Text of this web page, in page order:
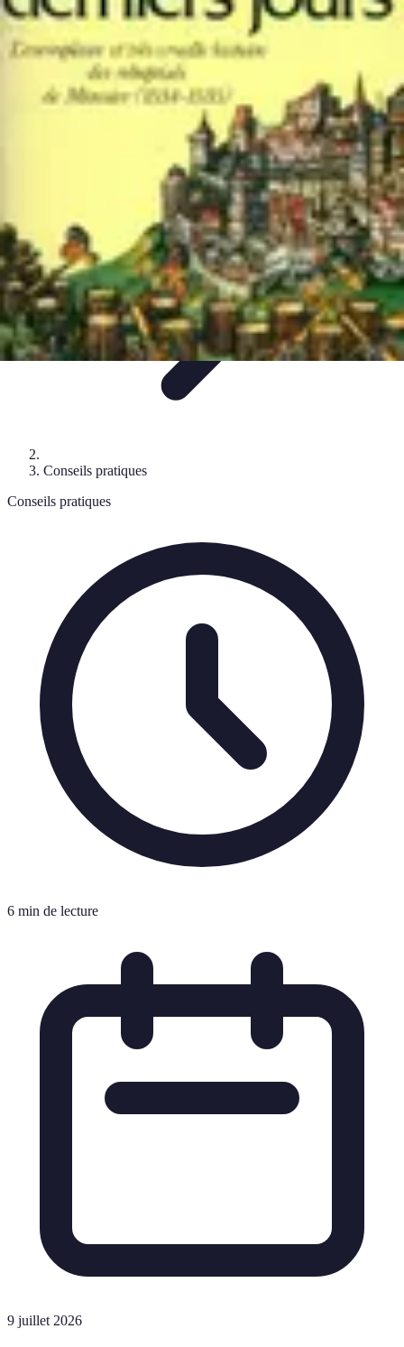
Dernier Adieu
Organisation de Funérailles
Organisation Rédaction et
HommagesRituels d'AdieuOrganisation de la cérémonie
Dernier Adieu
Conseils pratiques
Conseils pratiques
6 min de lecture
9 juillet 2026